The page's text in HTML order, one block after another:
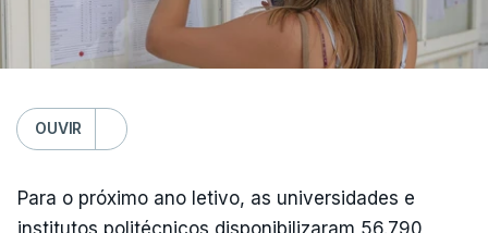
OUVIR
Para o próximo ano letivo, as universidades e
institutos politécnicos disponibilizaram 56.790